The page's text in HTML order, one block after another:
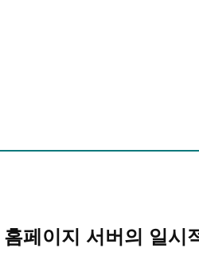
홈페이지 서버의 일시